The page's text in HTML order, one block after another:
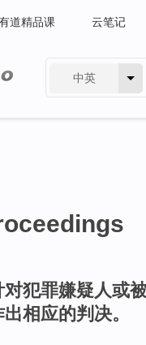
道精品课 云笔记
中英
犯罪嫌疑人或
相应的判决。